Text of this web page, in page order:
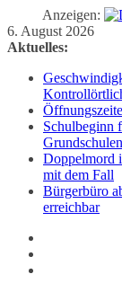
Anzeigen:
Zum
Inhalt
6. August 2026
Aktuelles:
Schulbeginn
Grundschulen
Doppelmord
mit dem Fall
Bürgerbüro
erreichbar